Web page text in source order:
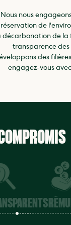
Nous nous
de
décarbonation de la
transparence des
des
engagez-vous